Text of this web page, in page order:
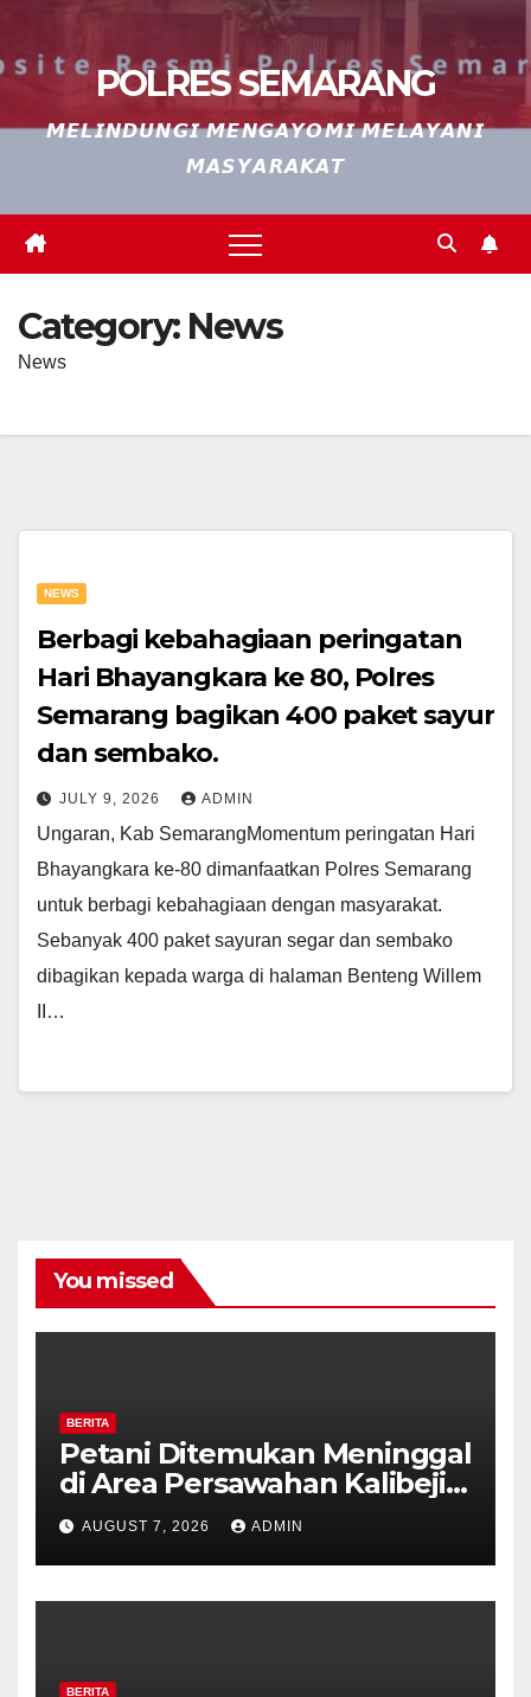
POLRES SEMARANG
𝙈𝙀𝙇𝙄𝙉𝘿𝙐𝙉𝙂𝙄 𝙈𝙀𝙉𝙂𝘼𝙔𝙊𝙈𝙄 𝙈𝙀𝙇𝘼𝙔𝘼𝙉𝙄
𝙈𝘼𝙎𝙔𝘼𝙍𝘼𝙆𝘼𝙏
Category: News
News
NEWS
Berbagi kebahagiaan peringatan
Hari Bhayangkara ke 80, Polres
Semarang bagikan 400 paket sayur
dan sembako.
JULY 9, 2026 ADMIN
Ungaran, Kab SemarangMomentum peringatan Hari
Bhayangkara ke-80 dimanfaatkan Polres Semarang
untuk berbagi kebahagiaan dengan masyarakat.
Sebanyak 400 paket sayuran segar dan sembako
dibagikan kepada warga di halaman Benteng Willem
II…
You missed
BERITA
Petani Ditemukan Meninggal
di Area Persawahan Kalibeji,
Polisi Pastikan Tidak Ada
Tanda Kekerasan
AUGUST 7, 2026 ADMIN
BERITA